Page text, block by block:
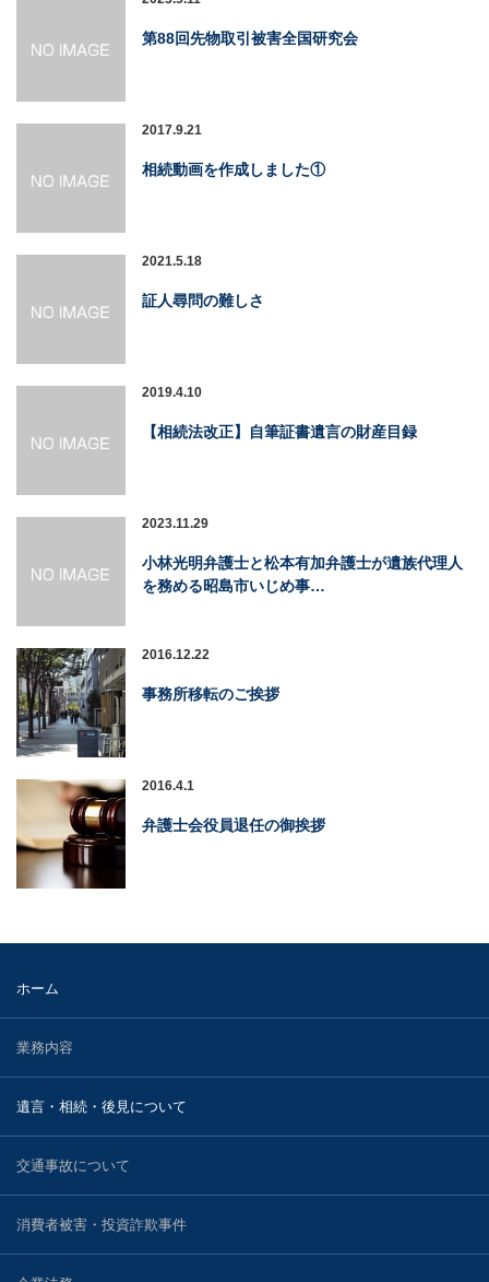
第88回先物取引被害全国研究会
2017.9.21
相続動画を作成しました①
2021.5.18
証人尋問の難しさ
2019.4.10
【相続法改正】自筆証書遺言の財産目録
2023.11.29
小林光明弁護士と松本有加弁護士が遺族代理人
を務める昭島市いじめ事…
2016.12.22
事務所移転のご挨拶
2016.4.1
弁護士会役員退任の御挨拶
ホーム
業務内容
遺言・相続・後見について
交通事故について
消費者被害・投資詐欺事件